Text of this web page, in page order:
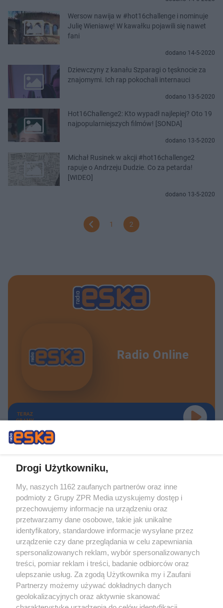
Wersow nawija w #hot16challenge i nominuje
Julię Wieniawę! W kawałku pojawili się nawet
fani
dodano 14-5-2020
Dziewczyny z kanału Szparagi o tęsknocie za
znajomymi. Ich rap pokochali internauci
dodano 13-5-2020
Hot16Challenge2: Kto wypadł najlepiej? Oto 19
najpopularniejszych filmów! [SONDA]
dodano 13-5-2020
Michał Rusinek w akcji #hot16challenge2
rapuje o Andrzeju Dudzie. Co za petarda!
[WIDEO]
dodano 13-5-2020
1 2
Radio Online
TERAZ
GRAMY
Żaden utwór zamieszczony w serwisie nie może być powielany i
rozpowszechniany lub dalej rozpowszechniany w jakikolwiek sposób (w
tym także elektroniczny lub mechaniczny) na jakimkolwiek polu
eksploatacji w jakiejkolwiek formie, włącznie z umieszczaniem w Internecie
bez pisemnej zgody właściciela praw. Jakiekolwiek użycie lub
wykorzystanie utworów w całości lub w części z naruszeniem prawa, tzn.
bez właściwej zgody, jest zabronione pod groźbą kary i może być ścigane
prawnie.
Drogi Użytkowniku,
My, naszych 1162 zaufanych partnerów oraz inne
podmioty z Grupy ZPR Media uzyskujemy dostęp i
przechowujemy informacje na urządzeniu oraz
przetwarzamy dane osobowe, takie jak unikalne
identyfikatory, standardowe informacje wysyłane przez
urządzenie czy dane przeglądania w celu zapewniania
spersonalizowanych reklam, wybór spersonalizowanych
treści, pomiar reklam i treści, badanie odbiorców oraz
ulepszanie usług. Za zgodą Użytkownika my i Zaufani
Partnerzy możemy używać dokładnych danych
geolokalizacyjnych oraz aktywnie skanować